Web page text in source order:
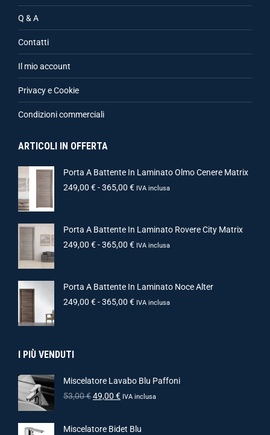
Q & A
Contatti
Il mio account
Privacy e Cookie
Condizioni commerciali
ARTICOLI IN OFFERTA
Porta A Battente In Laminato Olmo Cenere Matrix
249,00 €-365,00 € IVA inclusa
Porta A Battente In Laminato Rovere City Matrix
249,00 €-365,00 € IVA inclusa
Porta A Battente In Laminato Noce Alter
249,00 €-365,00 € IVA inclusa
I PIÙ VENDUTI
Miscelatore Lavabo Blu Paffoni
53,00€49,00 € IVA inclusa
Miscelatore Bidet Blu